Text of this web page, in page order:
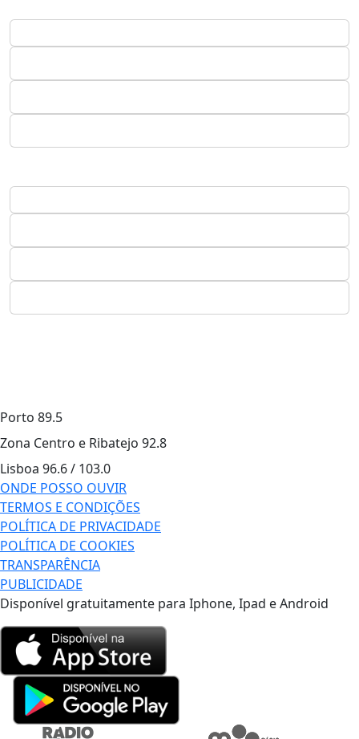
Porto 89.5
Zona Centro e Ribatejo 92.8
Lisboa 96.6 / 103.0
ONDE POSSO OUVIR
TERMOS E CONDIÇÕES
POLÍTICA DE PRIVACIDADE
POLÍTICA DE COOKIES
TRANSPARÊNCIA
PUBLICIDADE
Disponível gratuitamente para Iphone, Ipad e Android